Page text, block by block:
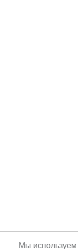
Мы